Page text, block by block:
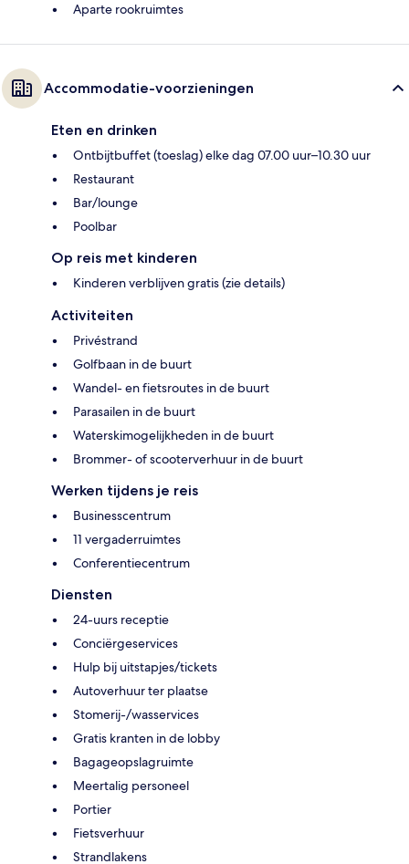
Aparte rookruimtes
Accommodatie-voorzieningen
Eten en drinken
Ontbijtbuffet (toeslag) elke dag 07.00 uur–10.30 uur
Restaurant
Bar/lounge
Poolbar
Op reis met kinderen
Kinderen verblijven gratis (zie details)
Activiteiten
Privéstrand
Golfbaan in de buurt
Wandel- en fietsroutes in de buurt
Parasailen in de buurt
Waterskimogelijkheden in de buurt
Brommer- of scooterverhuur in de buurt
Werken tijdens je reis
Businesscentrum
11 vergaderruimtes
Conferentiecentrum
Diensten
24-uurs receptie
Conciërgeservices
Hulp bij uitstapjes/tickets
Autoverhuur ter plaatse
Stomerij-/wasservices
Gratis kranten in de lobby
Bagageopslagruimte
Meertalig personeel
Portier
Fietsverhuur
Strandlakens